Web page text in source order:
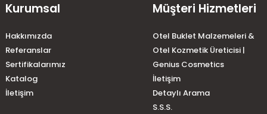
Kurumsal
Hakkımızda
Referanslar
Sertifikalarımız
Katalog
İletişim
Müşteri Hizmetleri
Otel Buklet Malzemeleri &
Otel Kozmetik Üreticisi |
Genius Cosmetics
İletişim
Detaylı Arama
S.S.S.